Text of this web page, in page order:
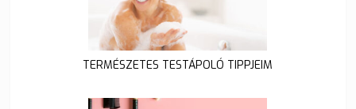
TERMÉSZETES TESTÁPOLÓ TIPPJEIM